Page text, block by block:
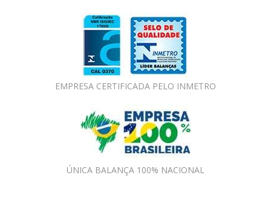
EMPRESA CERTIFICADA PELO INMETRO
ÚNICA BALANÇA 100% NACIONAL